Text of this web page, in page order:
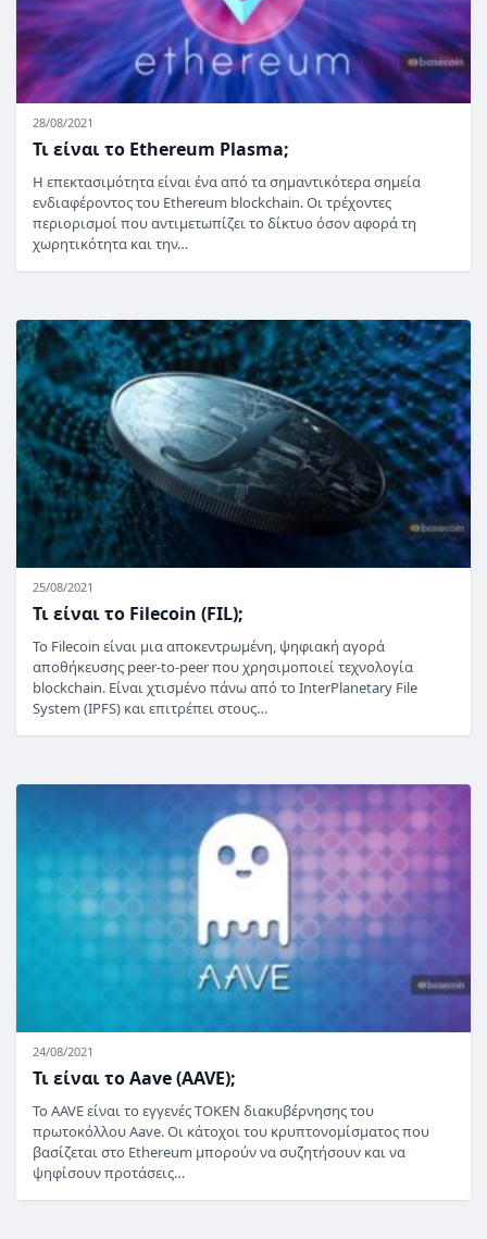
28/08/2021
Τι είναι το Ethereum Plasma;
Η επεκτασιμότητα είναι ένα από τα σημαντικότερα σημεία
ενδιαφέροντος του Ethereum blockchain. Οι τρέχοντες
περιορισμοί που αντιμετωπίζει το δίκτυο όσον αφορά τη
χωρητικότητα και την…
25/08/2021
Τι είναι το Filecoin (FIL);
Το Filecoin είναι μια αποκεντρωμένη, ψηφιακή αγορά
αποθήκευσης peer-to-peer που χρησιμοποιεί τεχνολογία
blockchain. Είναι χτισμένο πάνω από το InterPlanetary File
System (IPFS) και επιτρέπει στους…
24/08/2021
Τι είναι το Aave (AAVE);
Το AAVE είναι το εγγενές TOKEN διακυβέρνησης του
πρωτοκόλλου Aave. Οι κάτοχοι του κρυπτονομίσματος που
βασίζεται στο Ethereum μπορούν να συζητήσουν και να
ψηφίσουν προτάσεις…